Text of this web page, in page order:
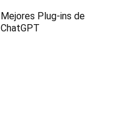
Mejores Plug-ins de
ChatGPT